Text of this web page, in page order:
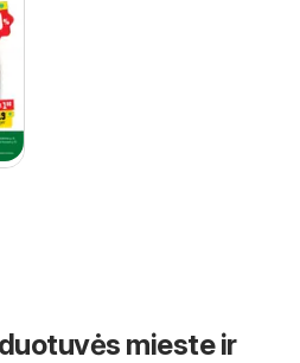
mieste ir